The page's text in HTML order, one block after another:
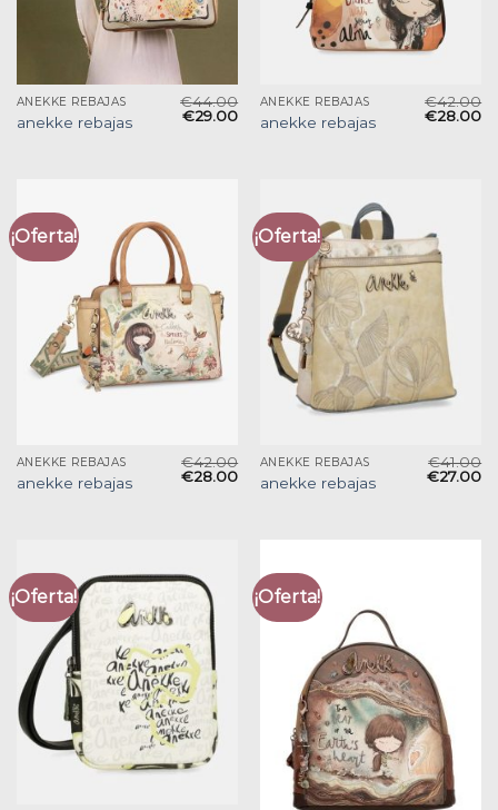
ANEKKE REBAJAS
anekke rebajas
€44.00
€29.00
ANEKKE REBAJAS
anekke rebajas
€42.00
€28.00
¡Oferta!
ANEKKE REBAJAS
anekke rebajas
€42.00
€28.00
¡Oferta!
ANEKKE REBAJAS
anekke rebajas
€41.00
€27.00
¡Oferta! ¡Oferta!